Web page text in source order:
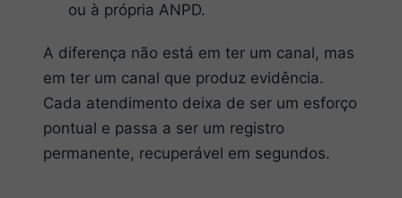
ou à própria ANPD.
A diferença não está em ter um canal, mas
em ter um canal que produz evidência.
Cada atendimento deixa de ser um esforço
pontual e passa a ser um registro
permanente, recuperável em segundos.